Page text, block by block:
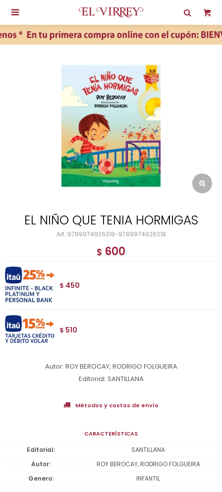

EL NIÑO QUE TENIA HORMIGAS
9789974926318-9789974926318
$ 600
$ 450
$ 510
Autor: ROY BEROCAY, RODRIGO FOLGUEIRA
Editorial: SANTILLANA
Métodos y costos de envío
CARACTERÍSTICAS
Editorial
SANTILLANA
Autor
ROY BEROCAY, RODRIGO FOLGUEIRA
Genero
INFANTIL